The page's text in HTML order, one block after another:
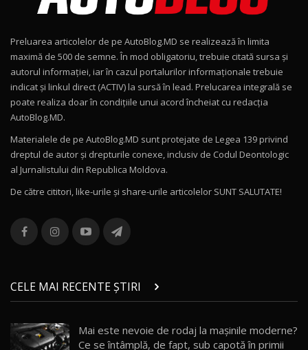
15:22
Mercedes-AMG E 53 HYBRID 4MATIC+ / Test
Drive AutoBlog.MD
16:27
11
Noul Volvo ES90 / Test Drive AutoBlog.MD
12
Noul MG HS / Test Drive AutoBlog.MD
16:48
13
combină aventura cu luxul / AutoBlog.MD
36:08
chinez care face lumea să se întoarcă după el
/ AutoBlog.MD
17:27
15 14:37
Preluarea articolelor de pe AutoBlog.MD se realizează în limita
maximă de 500 de semne. În mod obligatoriu, trebuie citată sursa și
autorul informației, iar în cazul portalurilor informaționale trebuie
indicat și linkul direct (ACTIV) la sursă în lead. Prelucarea integrală se
poate realiza doar în condițiile unui acord încheiat cu redacţia
AutoBlog.MD.
Materialele de pe AutoBlog.MD sunt protejate de Legea 139 privind
dreptul de autor și drepturile conexe, inclusiv de Codul Deontologic
al Jurnalistului din Republica Moldova.
De către cititori, like-urile şi share-urile articolelor SUNT SALUTATE!
CELE MAI RECENTE ȘTIRI
Mai este nevoie de rodaj la mașinile moderne?
Ce se întâmplă, de fapt, sub capotă în primii